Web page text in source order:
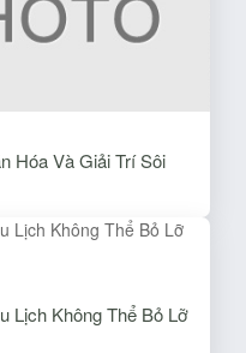
Hóa Và Giải Trí Sôi
Lịch Không Thể Bỏ Lỡ